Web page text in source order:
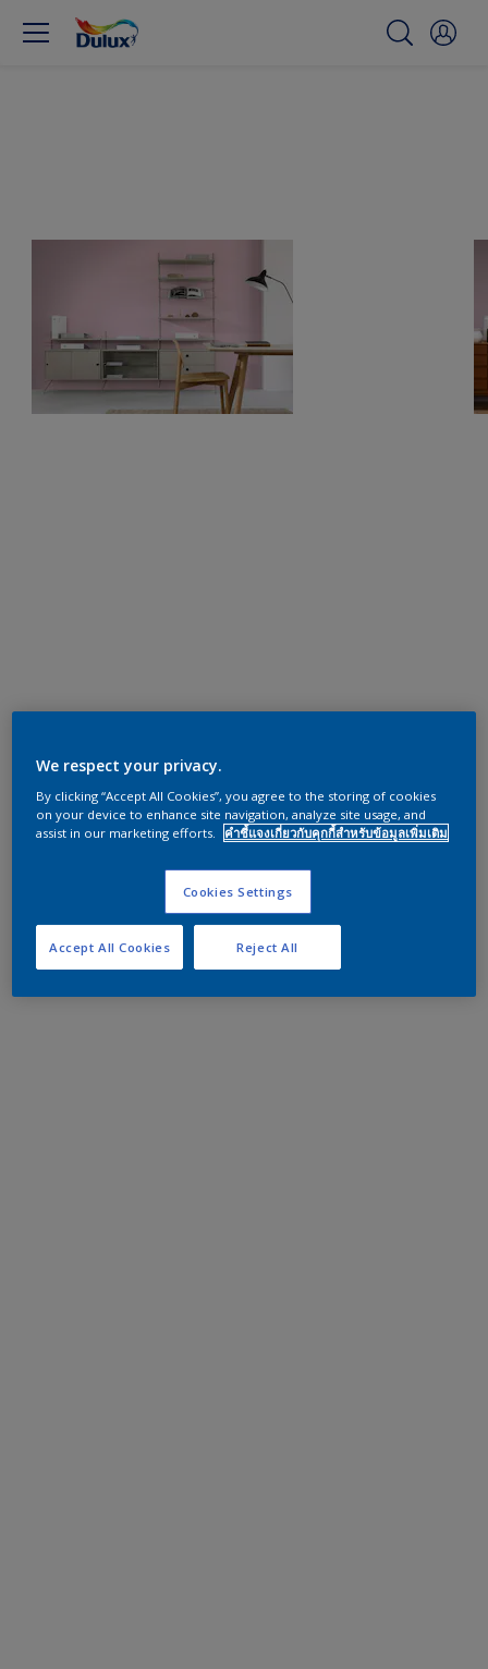
We respect your privacy.
By clicking “Accept All Cookies”, you agree to the storing of cookies
on your device to enhance site navigation, analyze site usage, and
assist in our marketing efforts.
คำชี้แจงเกี่ยวกับคุกกี้สำหรับข้อมูลเพิ่มเติม
Cookies Settings
Reject All
Accept All Cookies